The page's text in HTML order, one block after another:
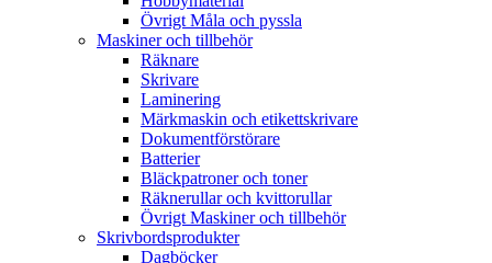
Övrigt Måla och pyssla
Maskiner och tillbehör
Räknare
Skrivare
Laminering
Märkmaskin och etikettskrivare
Dokumentförstörare
Batterier
Bläckpatroner och toner
Räknerullar och kvittorullar
Övrigt Maskiner och tillbehör
Skrivbordsprodukter
Dagböcker